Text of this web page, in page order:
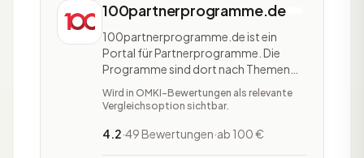
100partnerprogramme.de
100partnerprogramme.de ist ein
Portal für Partnerprogramme. Die
Programme sind dort nach Themen
wie Reise, Ernährung, Tierwelt und
Kreditkarten geordnet. Auch nach
auswählen. Das Portal stellt prominent
Wird in OMKI-Bewertungen als relevante
Vergleichsoption sichtbar.
4.2·49 Bewertungen·ab 100 €